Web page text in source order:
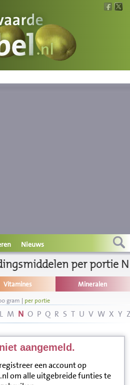
Nieuws
per portie N
Vitamines Mineralen
gram | per portie
L M N O P Q R S T U V W X Y
aangemeld.
een account op
om alle uitgebreide funties te